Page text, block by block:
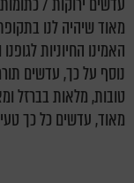
עדשים ירוקות /
מאוד שיהיה לנו
האמינו החיוניות
נוסף על כך, עדשים
טובות, מלאות בברזל
מאוד, עדשים כל כך